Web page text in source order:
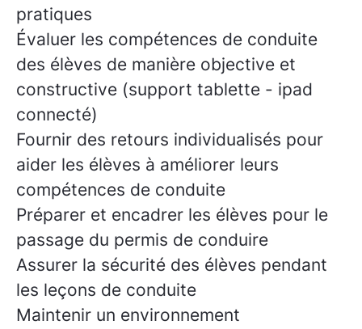
pratiques
Évaluer les compétences de conduite
des élèves de manière objective et
constructive (support tablette - ipad
connecté)
Fournir des retours individualisés pour
aider les élèves à améliorer leurs
compétences de conduite
Préparer et encadrer les élèves pour le
passage du permis de conduire
Assurer la sécurité des élèves pendant
les leçons de conduite
Maintenir un environnement